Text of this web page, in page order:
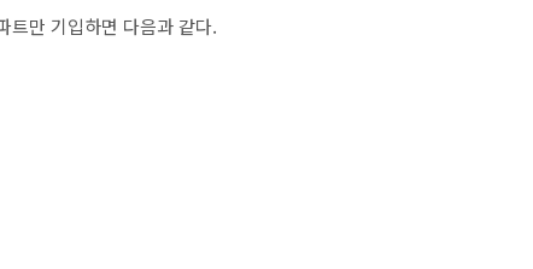
트만 기입하면 다음과 같다.